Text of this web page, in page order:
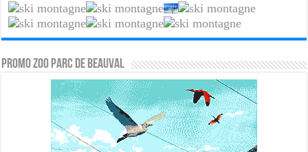
PROMO ZOO PARC DE BEAUVAL